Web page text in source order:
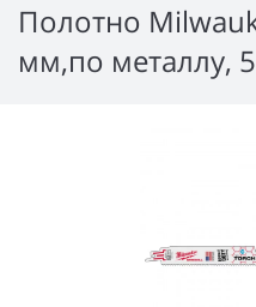
Полотно
мм,по металлу,